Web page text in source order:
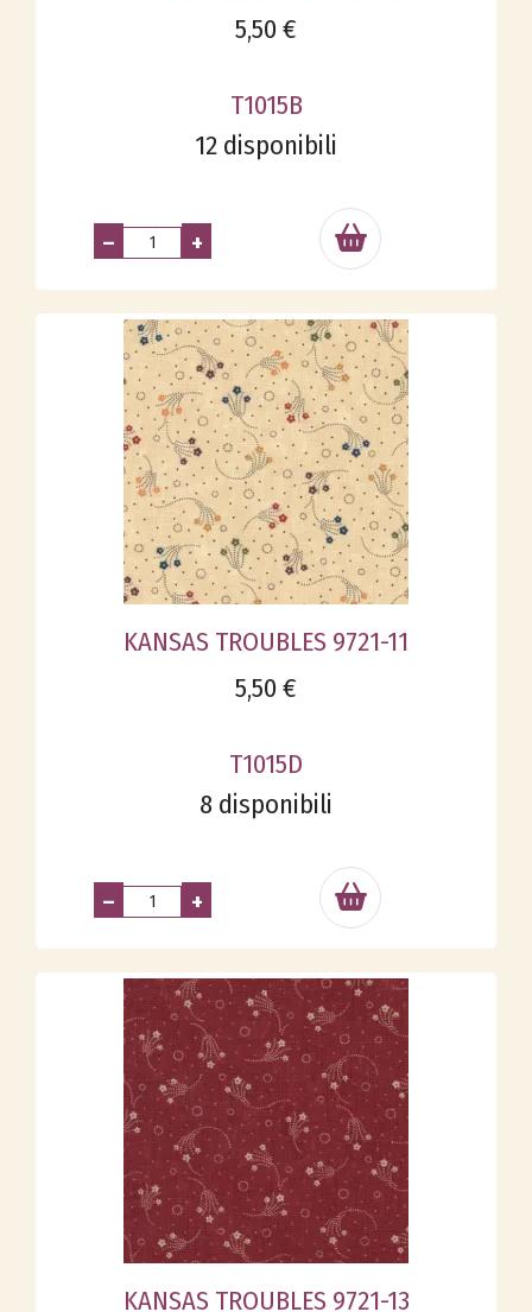
5,50 €
T1015B
12 disponibili
– +
KANSAS TROUBLES 9721-11
5,50 €
T1015D
8 disponibili
– +
KANSAS TROUBLES 9721-13